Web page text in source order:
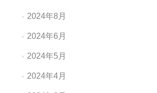
2024年8月
2024年6月
2024年5月
2024年4月